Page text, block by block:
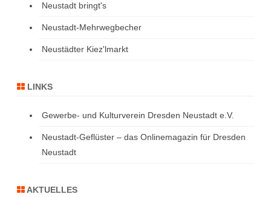
Neustadt bringt's
Neustadt-Mehrwegbecher
Neustädter Kiez'lmarkt
LINKS
Gewerbe- und Kulturverein Dresden Neustadt e.V.
Neustadt-Geflüster – das Onlinemagazin für Dresden
Neustadt
AKTUELLES